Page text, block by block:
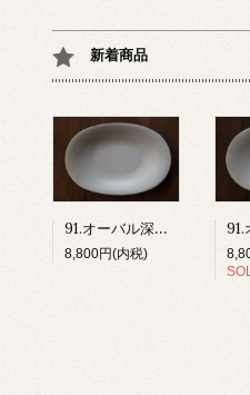
新着商品
91.オーバル深皿(グレー)
8,800円(内税)